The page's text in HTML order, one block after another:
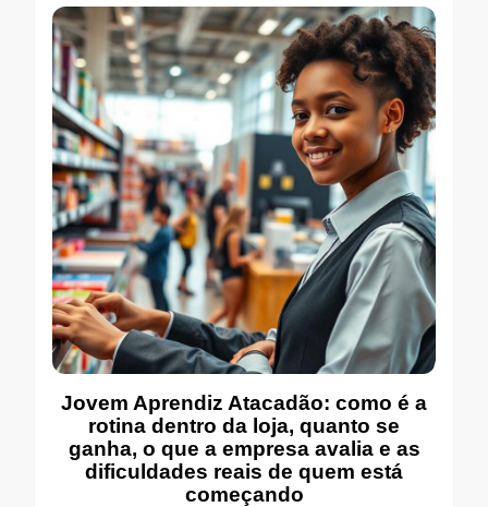
Jovem Aprendiz Atacadão: como é a
rotina dentro da loja, quanto se
ganha, o que a empresa avalia e as
dificuldades reais de quem está
começando